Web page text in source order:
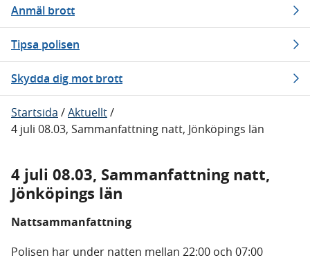
Anmäl brott
Tipsa polisen
Skydda dig mot brott
Startsida /Aktuellt/
4 juli 08.03, Sammanfattning natt, Jönköpings län
4 juli 08.03, Sammanfattning natt,
Jönköpings län
Nattsammanfattning
Polisen har under natten mellan 22:00 och 07:00